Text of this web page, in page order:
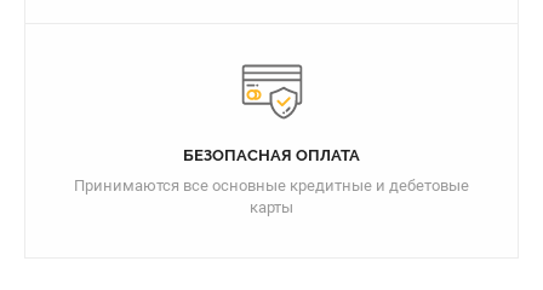
БЕЗОПАСНАЯ ОПЛАТА
Принимаются все основные кредитные и дебетовые
карты